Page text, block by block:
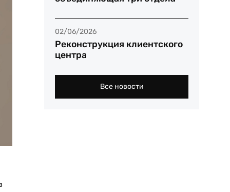
02/06/2026
Реконструкция клиентского
центра
Все новости